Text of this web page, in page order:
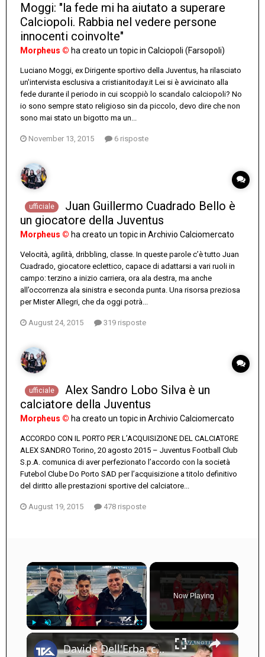
Moggi: "la fede mi ha aiutato a superare
Calciopoli. Rabbia nel vedere persone
innocenti coinvolte"
Morpheus © ha creato un topic in Calciopoli (Farsopoli)
Luciano Moggi, ex Dirigente sportivo della Juventus, ha rilasciato
un'intervista esclusiva a cristianitoday.it Lei si è avvicinato alla
fede durante il periodo in cui scoppiò lo scandalo calciopoli? No
io sono sempre stato religioso sin da piccolo, devo dire che non
sono mai stato un bigotto ma un...
November 13, 2015 6 risposte
ufficiale
Juan Guillermo Cuadrado Bello è
un giocatore della Juventus
Morpheus © ha creato un topic in Archivio Calciomercato
Velocità, agilità, dribbling, classe. In queste parole c’è tutto Juan
Cuadrado, giocatore eclettico, capace di adattarsi a vari ruoli in
campo: terzino a inizio carriera, ora ala destra, ma anche
all’occorrenza ala sinistra e seconda punta. Una risorsa preziosa
per Mister Allegri, che da oggi potrà...
August 24, 2015 319 risposte
ufficiale
Alex Sandro Lobo Silva è un
calciatore della Juventus
Morpheus © ha creato un topic in Archivio Calciomercato
ACCORDO CON IL PORTO PER L’ACQUISIZIONE DEL CALCIATORE
ALEX SANDRO Torino, 20 agosto 2015 – Juventus Football Club
S.p.A. comunica di aver perfezionato l’accordo con la società
Futebol Clube Do Porto SAD per l’acquisizione a titolo definitivo
del diritto alle prestazioni sportive del calciatore...
August 19, 2015 478 risposte
×
Now Playing
×
Davide Dell'Erba, centrocampista del Bayern Monaco, nato in Germania da genitori adraniti, è finito